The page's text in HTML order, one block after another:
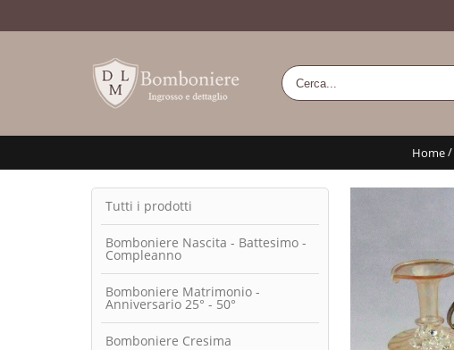
Home/
Tutti i prodotti
Bomboniere Nascita - Battesimo -
Compleanno
Bomboniere Matrimonio -
Anniversario 25° - 50°
Bomboniere Cresima